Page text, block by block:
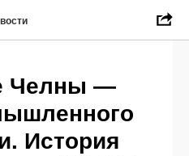
Челны —
История